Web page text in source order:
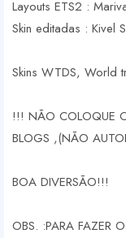
Layouts ETS2 :
Skin editadas : Kivel
Skins WTDS, World
!!! NÃO COLOQUE
BLOGS ,(NÃO
BOA DIVERSÃO!!!
OBS. :PARA FAZER